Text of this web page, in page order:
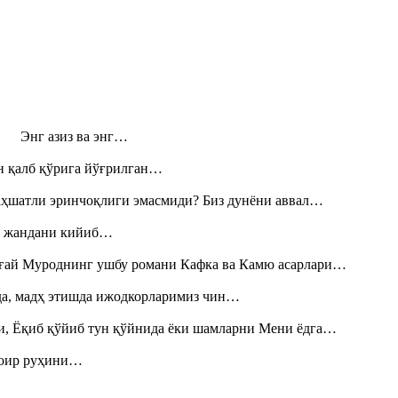
Энг азиз ва энг…
қалб қўрига йўғрилган…
эринчоқлиги эмасмиди? Биз дунёни аввал…
жандани кийиб…
Муроднинг ушбу романи Кафка ва Камю асарлари…
мадҳ этишда ижодкорларимиз чин…
Ёқиб қўйиб тун қўйнида ёки шамларни Мени ёдга…
руҳини…